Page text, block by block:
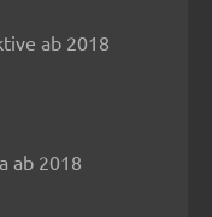
ab 2018
ab 2018